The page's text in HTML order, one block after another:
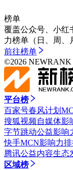
榜单
覆盖公众号、小红
力榜单（日、周、
前往榜单
©2026 NEWRANK
平台榜
百家号春风计划
搜狐视频自媒体影
字节跳动公益影响
快手MCN影响力
腾讯公益内容生态
区域榜